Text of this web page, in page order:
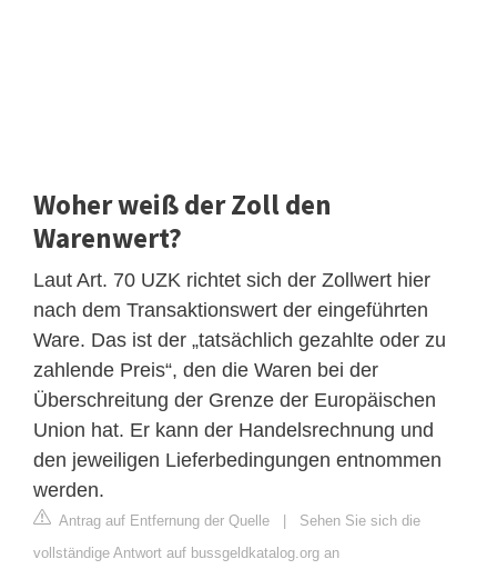
Woher weiß der Zoll den
Warenwert?
Laut Art. 70 UZK richtet sich der Zollwert hier
nach dem Transaktionswert der eingeführten
Ware. Das ist der „tatsächlich gezahlte oder zu
zahlende Preis“, den die Waren bei der
Überschreitung der Grenze der Europäischen
Union hat. Er kann der Handelsrechnung und
den jeweiligen Lieferbedingungen entnommen
werden.
Antrag auf Entfernung der Quelle | Sehen Sie sich die
vollständige Antwort auf bussgeldkatalog.org an